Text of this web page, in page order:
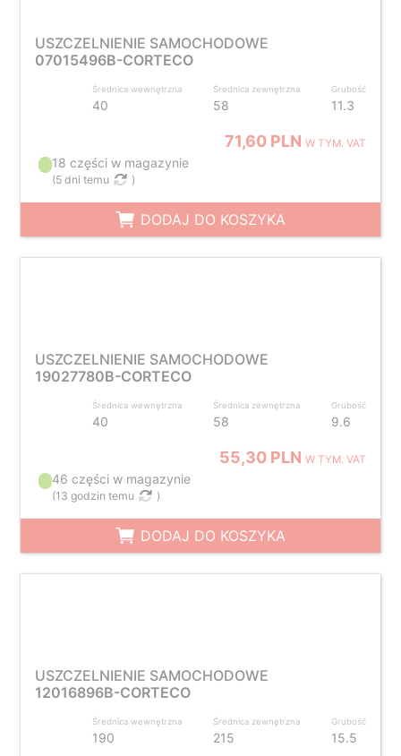
USZCZELNIENIE SAMOCHODOWE
07015496B-CORTECO
Średnica wewnętrzna
40
Średnica zewnętrzna
58
Grubość
11.3
71,60 PLNW TYM. VAT
18 części w magazynie
(5 dni temu )
DODAJ DO KOSZYKA
USZCZELNIENIE SAMOCHODOWE
19027780B-CORTECO
Średnica wewnętrzna
40
Średnica zewnętrzna
58
Grubość
9.6
55,30 PLNW TYM. VAT
46 części w magazynie
(13 godzin temu )
DODAJ DO KOSZYKA
USZCZELNIENIE SAMOCHODOWE
12016896B-CORTECO
Średnica wewnętrzna
190
Średnica zewnętrzna
215
Grubość
15.5